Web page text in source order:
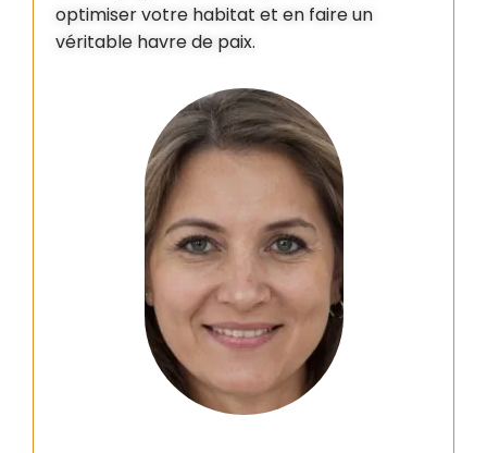
optimiser votre habitat et en faire un
véritable havre de paix.